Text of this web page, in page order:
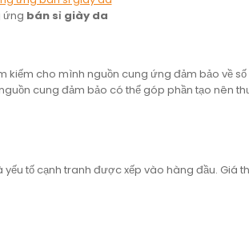
ứng bán sỉ giày da
kiếm cho mình nguồn cung ứng đảm bảo về
cung đảm bảo có thể góp phần tạo nên
tố cạnh tranh được xếp vào hàng đầu. Giá